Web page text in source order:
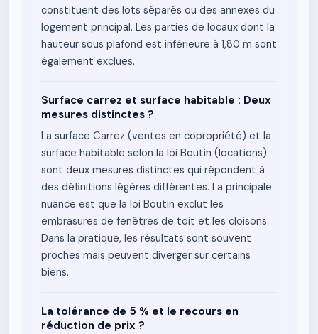
constituent des lots séparés ou des annexes du
logement principal. Les parties de locaux dont la
hauteur sous plafond est inférieure à 1,80 m sont
également exclues.
Surface carrez et surface habitable : Deux
mesures distinctes ?
La surface Carrez (ventes en copropriété) et la
surface habitable selon la loi Boutin (locations)
sont deux mesures distinctes qui répondent à
des définitions légères différentes. La principale
nuance est que la loi Boutin exclut les
embrasures de fenêtres de toit et les cloisons.
Dans la pratique, les résultats sont souvent
proches mais peuvent diverger sur certains
biens.
La tolérance de 5 % et le recours en
réduction de prix ?